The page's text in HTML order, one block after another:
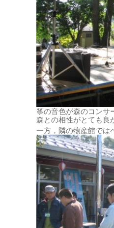
筝の音色が森のコンサ
森との相性がとても良
一方，隣の物産館では